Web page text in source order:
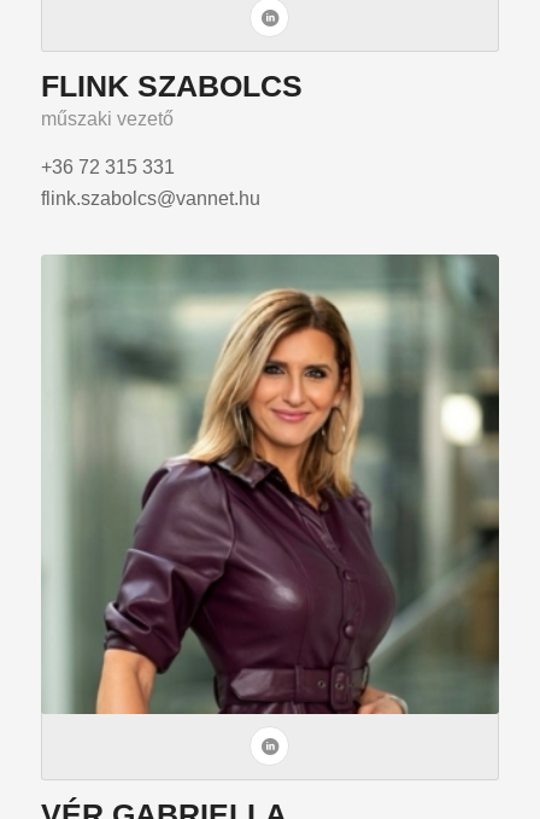
FLINK SZABOLCS
műszaki vezető
+36 72 315 331
flink.szabolcs@vannet.hu